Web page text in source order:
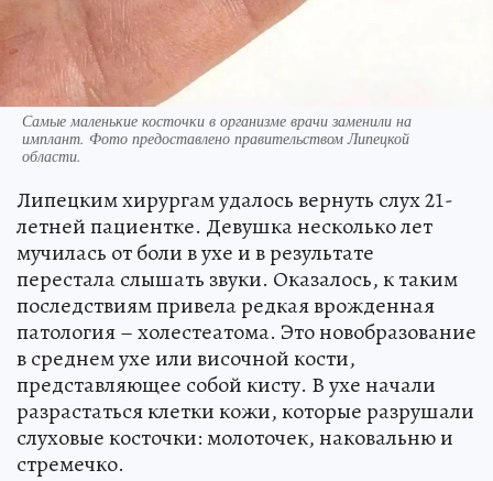
Самые маленькие косточки в организме врачи заменили на
имплант. Фото предоставлено правительством Липецкой
области.
Липецким хирургам удалось вернуть слух 21-
летней пациентке. Девушка несколько лет
мучилась от боли в ухе и в результате
перестала слышать звуки. Оказалось, к таким
последствиям привела редкая врожденная
патология – холестеатома. Это новобразование
в среднем ухе или височной кости,
представляющее собой кисту. В ухе начали
разрастаться клетки кожи, которые разрушали
слуховые косточки: молоточек, наковальню и
стремечко.